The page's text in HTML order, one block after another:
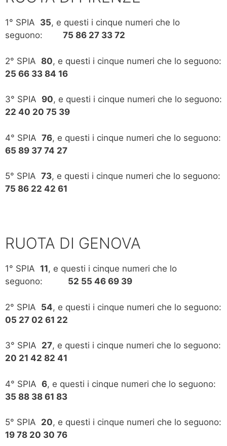
1° SPIA 35, e questi i cinque numeri che lo
seguono: 75 86 27 33 72
2° SPIA 80, e questi i cinque numeri che lo seguono:
25 66 33 84 16
3° SPIA 90, e questi i cinque numeri che lo seguono:
22 40 20 75 39
4° SPIA 76, e questi i cinque numeri che lo seguono:
65 89 37 74 27
5° SPIA 73, e questi i cinque numeri che lo seguono:
75 86 22 42 61
RUOTA DI GENOVA
1° SPIA 11, e questi i cinque numeri che lo
seguono: 52 55 46 69 39
2° SPIA 54, e questi i cinque numeri che lo seguono:
05 27 02 61 22
3° SPIA 27, e questi i cinque numeri che lo seguono:
20 21 42 82 41
4° SPIA 6, e questi i cinque numeri che lo seguono:
35 88 38 61 83
5° SPIA 20, e questi i cinque numeri che lo seguono:
19 78 20 30 76